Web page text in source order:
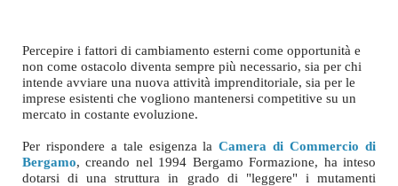
Percepire i fattori di cambiamento esterni come opportunità e
non come ostacolo diventa sempre più necessario, sia per chi
intende avviare una nuova attività imprenditoriale, sia per le
imprese esistenti che vogliono mantenersi competitive su un
mercato in costante evoluzione.
Per rispondere a tale esigenza laCamera di Commercio di
Bergamo, creando nel 1994 Bergamo Formazione, ha inteso
dotarsi di una struttura in grado di "leggere" i mutamenti